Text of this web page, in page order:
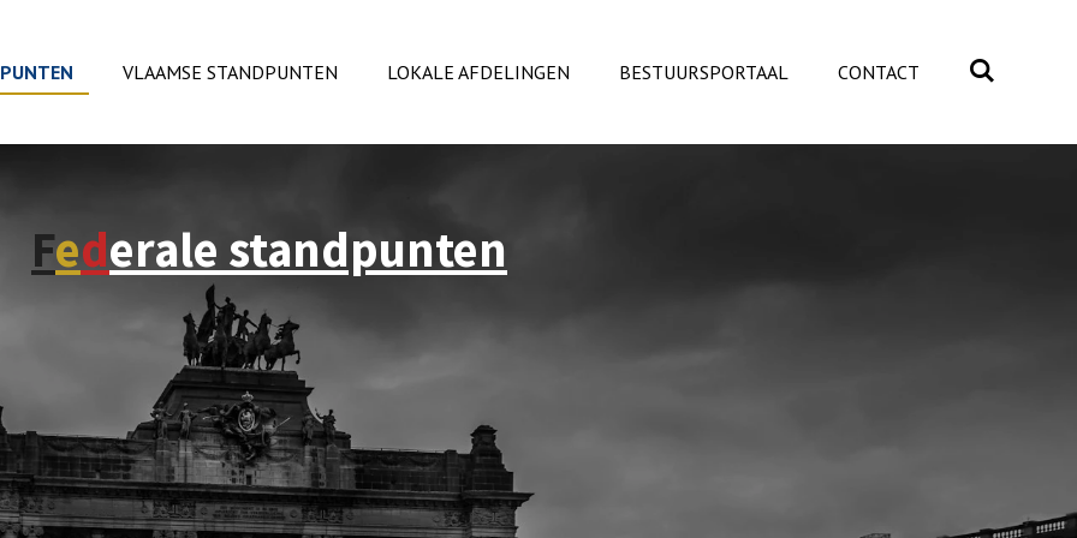
VLAAMSE STANDPUNTEN LOKALE AFDELINGEN BESTUURSPORTAAL CONTACT
Federale standpunten